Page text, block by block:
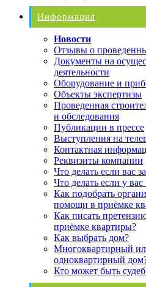
Информация
Новости
Отзывы о
Документы на
деятельности
Оборудование и
Объекты экспертизы
Проведенная
и обследования
Публикации в прессе
Выступления на
Контактная
Реквизиты компании
Что делать если вас
Что делать если у
Как подобрать
помощи в приёмке
Как писать
приёмке квартиры?
Как выбрать дом?
Многоквартирный
одноквартирный
Кто может быть